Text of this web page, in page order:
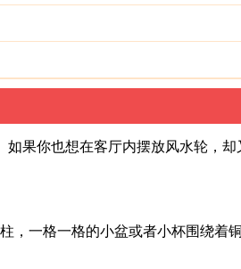
果你也想在客厅内摆放风水轮，
，一格一格的小盆或者小杯围绕着